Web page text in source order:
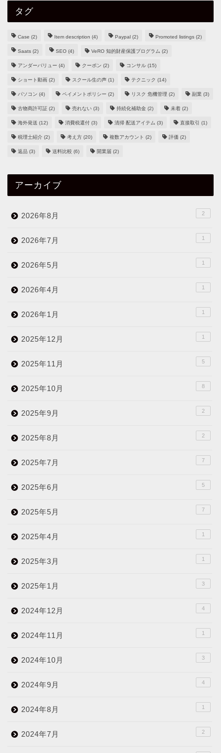
タグ
Case (2) Item description (4) Paypal (2) Promoted listings (2)
Saats (2) SEO (4) VeRO 知的財産保護プログラム (2)
アンダーバリュー (4) クーポン (2) コンサル (15)
ショート動画 (2) スクール生の声 (1) テクニック (14)
パソコン (4) ペイメントポリシー (2) リスク 危機管理 (2) 副業 (3)
古物商許可証 (2) 売れない (3) 持続化補助金 (2) 未着 (2)
海外発送 (12) 消費税還付 (3) 清掃 配送アイテム (3) 直接取引 (1)
税理士紹介 (2) 考え方 (20) 複数アカウント (2) 評価 (2)
返品 (3) 送料比較 (6) 開業届 (2)
アーカイブ
2026年8月 2
2026年7月 1
2026年5月 1
2026年4月 1
2026年1月 1
2025年12月 1
2025年11月 5
2025年10月 8
2025年9月 2
2025年8月 2
2025年7月 7
2025年6月 5
2025年5月 7
2025年4月 1
2025年3月 1
2025年1月 3
2024年12月 4
2024年11月 1
2024年10月 3
2024年9月 4
2024年8月 1
2024年7月 2